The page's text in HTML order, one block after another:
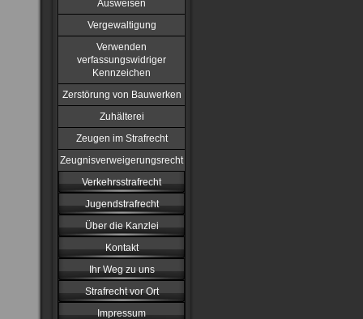
Ausweisen
Vergewaltigung
Verwenden
verfassungswidriger
Kennzeichen
Zerstörung von Bauwerken
Zuhälterei
Zeugen im Strafrecht
Zeugnisverweigerungsrecht
Verkehrsstrafrecht
Jugendstrafrecht
Über die Kanzlei
Kontakt
Ihr Weg zu uns
Strafrecht vor Ort
Impressum